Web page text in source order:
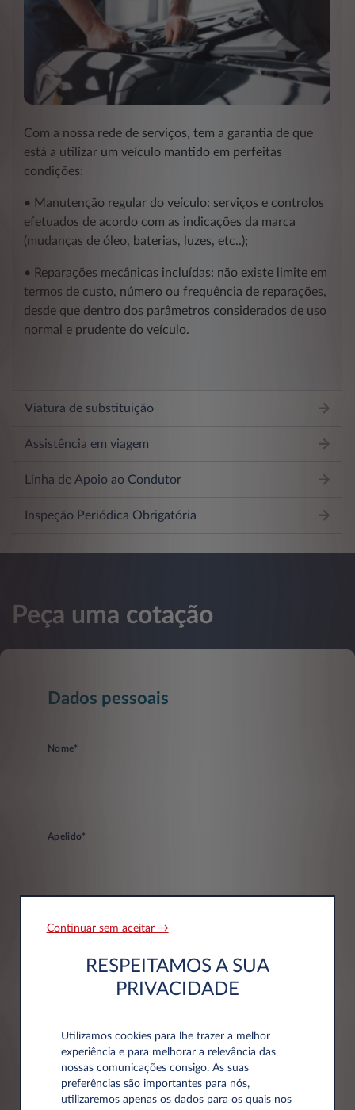
Com a nossa rede de serviços, tem a garantia de que
está a utilizar um veículo mantido em perfeitas
condições:
• Manutenção regular do veículo: serviços e controlos
efetuados de acordo com as indicações da marca
(mudanças de óleo, baterias, luzes, etc..);
• Reparações mecânicas incluídas: não existe limite em
termos de custo, número ou frequência de reparações,
desde que dentro dos parâmetros considerados de uso
normal e prudente do veículo.
Viatura de substituição
Assistência em viagem
Linha de Apoio ao Condutor
Inspeção Periódica Obrigatória
Peça uma cotação
Dados pessoais
Nome*
Apelido*
Email*
Continuar sem aceitar →
RESPEITAMOS A SUA
PRIVACIDADE
Utilizamos cookies para lhe trazer a melhor
experiência e para melhorar a relevância das
nossas comunicações consigo. As suas
preferências são importantes para nós,
utilizaremos apenas os dados para os quais nos